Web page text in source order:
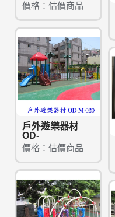
價格：估價商品
戶外遊樂器材
OD-
價格：估價商品